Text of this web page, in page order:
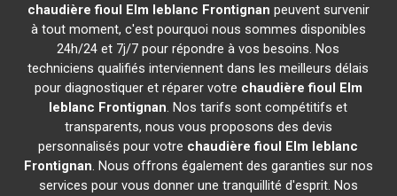
chaudière fioul Elm leblanc Frontignan peuvent survenir
à tout moment, c'est pourquoi nous sommes disponibles
24h/24 et 7j/7 pour répondre à vos besoins. Nos
techniciens qualifiés interviennent dans les meilleurs délais
pour diagnostiquer et réparer votre chaudière fioul Elm
leblanc Frontignan. Nos tarifs sont compétitifs et
transparents, nous vous proposons des devis
personnalisés pour votre chaudière fioul Elm leblanc
Frontignan. Nous offrons également des garanties sur nos
services pour vous donner une tranquillité d'esprit. Nos